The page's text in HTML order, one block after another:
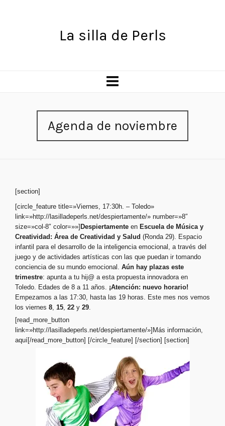
La silla de Perls
Agenda de noviembre
[section]
[circle_feature title=»Viernes, 17:30h. – Toledo»
link=»http://lasilladeperls.net/despiertamente/» number=»8″
size=»col-8″ color=»»] Despiertamente en Escuela de Música y
Creatividad: Área de Creatividad y Salud (Ronda 29). Espacio
infantil para el desarrollo de la inteligencia emocional, a través del
juego y de actividades artísticas con las que puedan ir tomando
conciencia de su mundo emocional. Aún hay plazas este
trimestre: apunta a tu hij@ a esta propuesta innovadora en
Toledo. Edades de 8 a 11 años. ¡Atención: nuevo horario!
Empezamos a las 17:30, hasta las 19 horas. Este mes nos vemos
los viernes 8, 15, 22 y 29.
[read_more_button
link=»http://lasilladeperls.net/despiertamente/»]Más información,
aquí[/read_more_button] [/circle_feature] [/section] [section]